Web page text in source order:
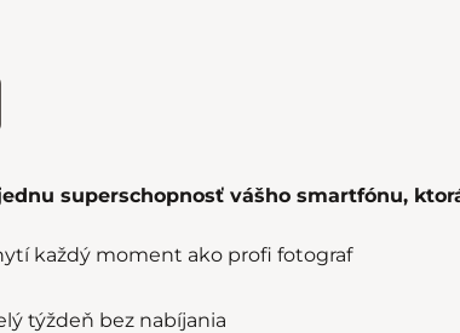
superschopnosť vášho smartfónu,
každý moment ako profi fotograf
týždeň bez nabíjania